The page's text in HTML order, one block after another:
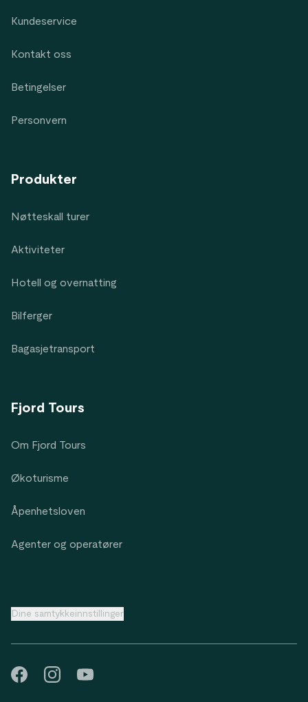
Kundeservice
Kontakt oss
Betingelser
Personvern
Produkter
Nøtteskall turer
Aktiviteter
Hotell og overnatting
Bilferger
Bagasjetransport
Fjord Tours
Om Fjord Tours
Økoturisme
Åpenhetsloven
Agenter og operatører
Dine samtykkeinnstillinger